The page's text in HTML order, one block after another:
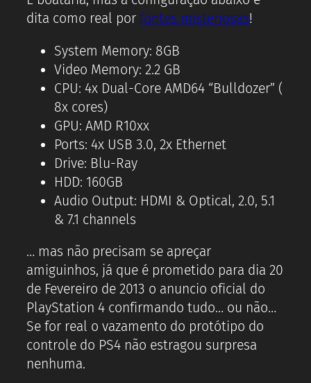
dita como real por fontes misteriosas!
System Memory: 8GB
Video Memory: 2.2 GB
CPU: 4x Dual-Core AMD64 “Bulldozer” (
8x cores)
GPU: AMD R10xx
Ports: 4x USB 3.0, 2x Ethernet
Drive: Blu-Ray
HDD: 160GB
Audio Output: HDMI & Optical, 2.0, 5.1
& 7.1 channels
… mas não precisam se apreçar
amiguinhos, já que é prometido para dia 20
de Fevereiro de 2013 o anuncio oficial do
PlayStation 4 confirmando tudo… ou não…
Se for real o vazamento do protótipo do
controle do PS4 não estragou surpresa
nenhuma.